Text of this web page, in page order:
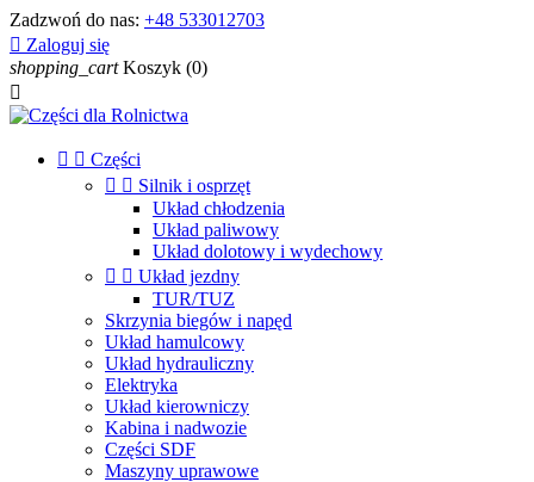
Zadzwoń do nas: +48 533012703
 Zaloguj się
shopping_cart Koszyk (0)

  Części
  Silnik i osprzęt
Układ chłodzenia
Układ paliwowy
Układ dolotowy i wydechowy
  Układ jezdny
TUR/TUZ
Skrzynia biegów i napęd
Układ hamulcowy
Układ hydrauliczny
Elektryka
Układ kierowniczy
Kabina i nadwozie
Części SDF
Maszyny uprawowe